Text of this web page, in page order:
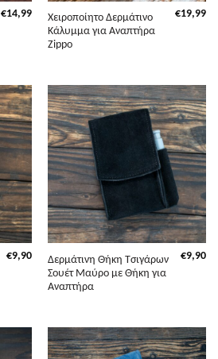
€14,99
Χειροποίητο Δερμάτινο
Κάλυμμα για Αναπτήρα
Zippo
€19,99
€9,90
Δερμάτινη Θήκη Τσιγάρων
Σουέτ Μαύρο με Θήκη για
Αναπτήρα
€9,90